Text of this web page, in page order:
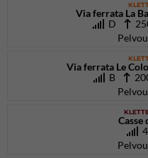
Via ferrata La
D
Via ferrata Le
B
Casse